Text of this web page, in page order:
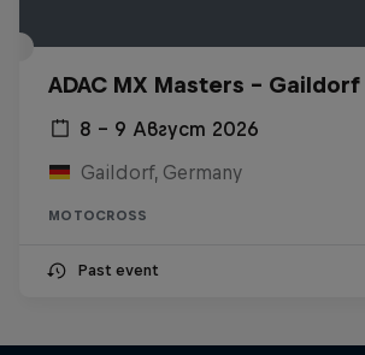
ADAC MX Masters – Gaildorf
8 – 9 Август 2026
Gaildorf, Germany
MOTOCROSS
Past event